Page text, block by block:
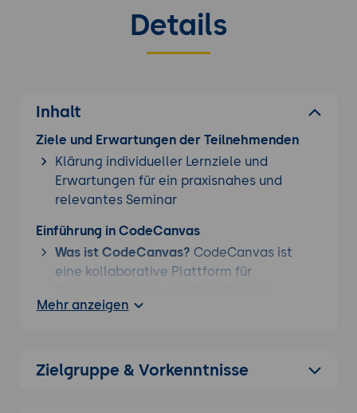
Details
Inhalt
Ziele und Erwartungen der Teilnehmenden
Klärung individueller Lernziele und
Erwartungen für ein praxisnahes und
relevantes Seminar
Einführung in CodeCanvas
Was ist CodeCanvas? CodeCanvas ist
eine kollaborative Plattform für
Versionskontrolle, Projektmanagement
Workflow in agilen Teams und hilft dabei,
Mehr anzeigen
Zielgruppe & Vorkenntnisse